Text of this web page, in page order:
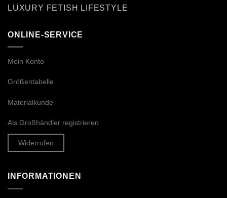
LUXURY FETISH LIFESTYLE
ONLINE-SERVICE
Mein Konto
Größentabelle
Materialkunde
Als Großhändler registrieren
Widerrufen
INFORMATIONEN